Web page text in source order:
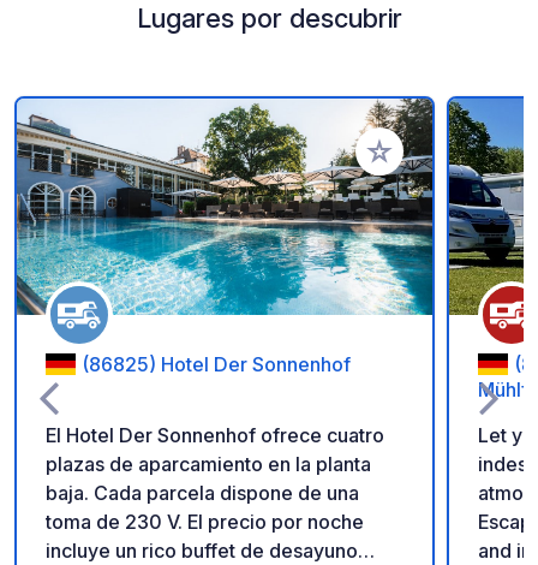
Lugares por descubrir
Añadir a tus
(86825) Hotel Der Sonnenhof
El Hotel Der Sonnenhof ofrece cuatro
plazas de aparcamiento en la planta
baja. Cada parcela dispone de una
toma de 230 V. El precio por noche
incluye un rico buffet de desayuno
Let
and